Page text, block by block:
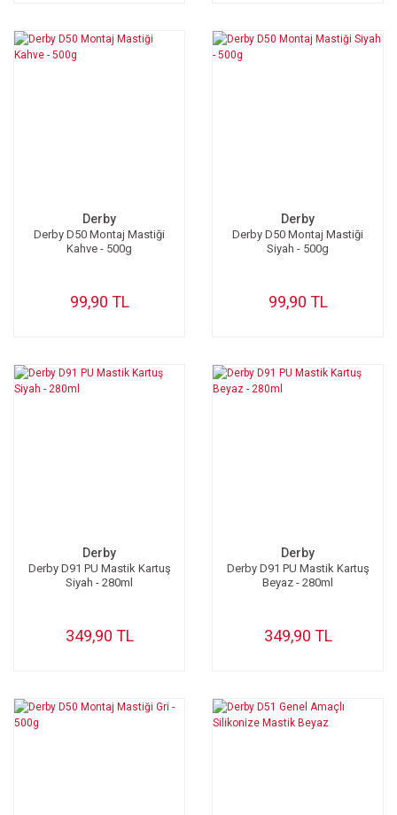
Derby
Derby D50 Montaj Mastiği
Kahve - 500g
99,90 TL
Derby
Derby D50 Montaj Mastiği
Siyah - 500g
99,90 TL
Derby
Derby D91 PU Mastik Kartuş
Siyah - 280ml
349,90 TL
Derby
Derby D91 PU Mastik Kartuş
Beyaz - 280ml
349,90 TL